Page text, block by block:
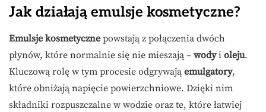
Jak działają emulsje kosmetyczne?
Emulsje kosmetyczne powstają z połączenia dwóch
płynów, które normalnie się nie mieszają – wodyi oleju.
Kluczową rolę w tym procesie odgrywają emulgatory,
które obniżają napięcie powierzchniowe. Dzięki nim
składniki rozpuszczalne w wodzie oraz te, które łatwiej